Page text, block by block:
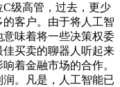
级高管，过去，更少
客户。由于将人工智
味着将一些决策权委
买卖的聊器人听起来
着金融市场的合作。
。凡是，人工智能已